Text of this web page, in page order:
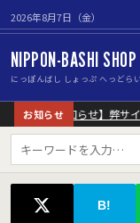
2026年8月7日（金）
NIPPON-BASHI
にっぽんばし しょっぷ へっどら
お知らせ
【重要なお知らせ】弊サイ
B!